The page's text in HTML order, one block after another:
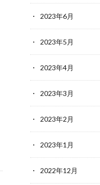
2023年6月
2023年5月
2023年4月
2023年3月
2023年2月
2023年1月
2022年12月